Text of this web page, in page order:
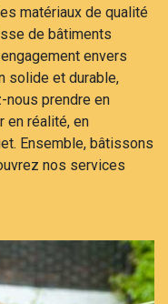
matériaux de qualité
de bâtiments
envers
solide et durable,
prendre en
en réalité, en
Ensemble, bâtissons
nos services